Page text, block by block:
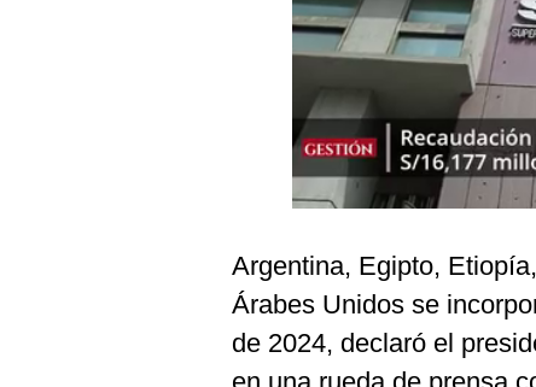
Argentina, Egipto,
Árabes Unidos se
de 2024, declaró el